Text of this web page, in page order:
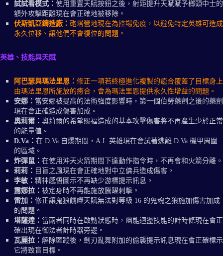
試試看模式： 使用重置天賦按鈕之後，射距提升天賦賦予榔頭中士的
額外攻擊距離現在會正確地被移除。
伏斯凱亞鑄造廠： 砲塔營地現在為控場免疫，以避免特定英雄可造成
永久位移、讓他們不會復位的問題。
英雄、技能與天賦
阿巴瑟與瑪法里恩： 修正一項若終極進化複製的癒合覆蓋了目標身上
由瑪法里恩所施放的癒合，會為瑪法里恩提供永久性增益的問題。
安娜： 當安娜被提高的法術強度影響時，第一個伯勞藥劑之後的藥劑
現在會正確造成傷害加成。
奧莉爾： 奧莉爾的希望賜福造成的基本攻擊傷害將不再產生少於正常
的能量值。
D.Va： 在 D.Va 自爆期間，A.I. 英雄現在會試著逃離 D.Va 機甲周圍
的區域。
炸彈鼠： 在使用沖天火箭期間下達動作指令時，不再會和火箭分離。
莉莉： 目盲之風現在會正確地對中立傭兵造成傷害。
李敏： 精神感悟圖示不再缺少游標提示訊息。
露娜拉： 被定身時不再能施放騰躍刺擊。
雷加： 修正讓鬼狼饑噬天賦無法對等級 16 的鬼魂之狼施加傷害加成
的問題。
塔薩達： 當兩者同時在啟動狀態時，幽能迴盪技能的計時條現在會正
確出現在御法者計時器旁邊。
瓦麗拉： 解除匿蹤後，劍刃亂舞附加的偷襲提示訊息現在會正確標示
它將致盲目標。